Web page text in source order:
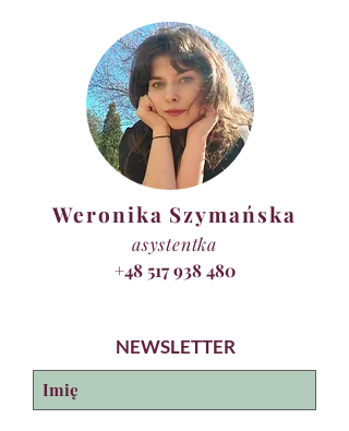
Weronika Szymańska
asystentka
+48 517 938 480
NEWSLETTER